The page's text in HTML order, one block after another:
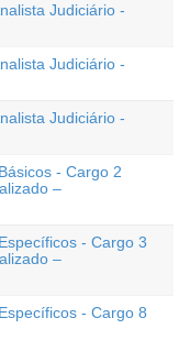
Judiciário -
Judiciário -
Judiciário -
- Cargo 2
–
- Cargo 3
–
- Cargo 8